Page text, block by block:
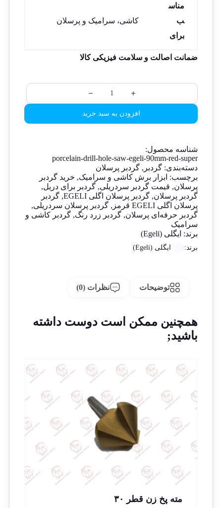
مناس
ب
برای
کاشی، سرامیک و پرسلان
ضمانت اصالت و سلامت فیزیکی کالا
افزودن به سبد خرید
شناسه محصول:
porcelain-drill-hole-saw-egeli-90mm-red-super
دسته‌بندی: گردبر , گردبر پرسلان
برچسب: ابزار برش کاشی و سرامیک, خرید گردبر
پرسلان, قیمت گردبر سردریلی, گردبر برای دریل,
گردبر پرسلان, گردبر پرسلان اگلی EGELI , گردبر
پرسلان اگلی EGELI قرمز
, گردبر پرسلان سردریلی,
گردبر حرفه‌ای پرسلان, گردبر زرد رنگ, گردبر کاشی و
سرامیک
برند: ایگلی (Egeli)
برند: ایگلی (Egeli)
توضیحات نظرات (0)
همچنین ممکن است دوست داشته
باشید;
مته پخ زن قطر ۳۰